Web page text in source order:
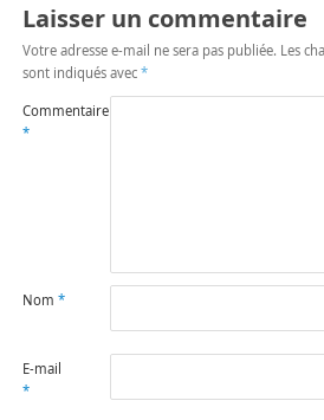
Laisser un commentaire
Votre adresse e-mail ne sera pas publiée. Les
sont indiqués avec *
Commentaire
*
Nom *
E-mail
*